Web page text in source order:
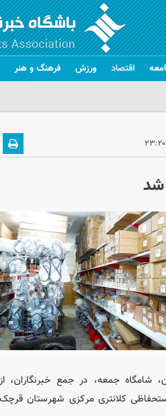
اقتصاد ورزش فرهنگ و هنر
شد
شامگاه جمعه، در جمع خبرنگاران، از
کلانتری مرکزی شهرستان قرچک